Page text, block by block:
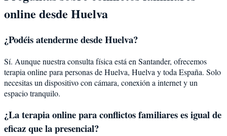
online desde Huelva
¿Podéis atenderme desdeHuelva?
Sí. Aunque nuestra consulta física está en Santander, ofrecemos
terapia online para personas deHuelva, Huelva y toda España. Solo
necesitas un dispositivo con cámara, conexión a internet y un
espacio tranquilo.
¿La terapia online paraconflictos familiareses igual de
eficaz que la presencial?